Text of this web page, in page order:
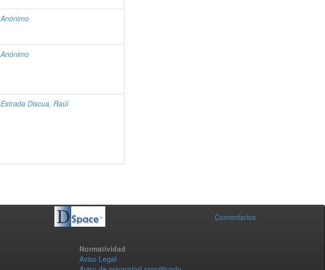
Anónimo
Anónimo
Estrada Discua, Raúl
Comentarios
Normatividad
Aviso Legal